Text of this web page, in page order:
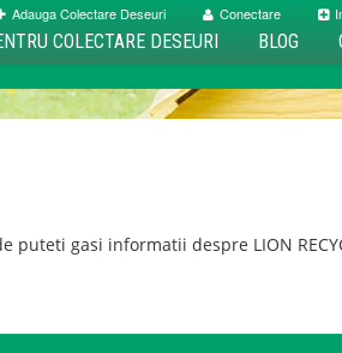
Adauga Colectare Deseuri Conectare
COLECTARE DESEURI BLOG
gasi informatii despre LION